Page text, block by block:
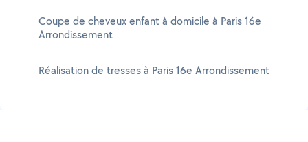
Coupe de cheveux enfant à domicile à Paris 16e
Arrondissement
Réalisation de tresses à Paris 16e Arrondissement